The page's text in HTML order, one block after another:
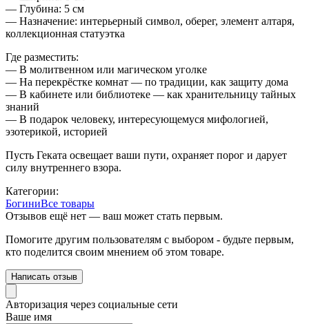
— Глубина: 5 см
— Назначение: интерьерный символ, оберег, элемент алтаря,
коллекционная статуэтка
Где разместить:
— В молитвенном или магическом уголке
— На перекрёстке комнат — по традиции, как защиту дома
— В кабинете или библиотеке — как хранительницу тайных
знаний
— В подарок человеку, интересующемуся мифологией,
эзотерикой, историей
Пусть Геката освещает ваши пути, охраняет порог и дарует
силу внутреннего взора.
Категории:
БогиниВсе товары
Отзывов ещё нет — ваш может стать первым.
Помогите другим пользователям с выбором - будьте первым,
кто поделится своим мнением об этом товаре.
Написать отзыв
Авторизация через социальные сети
Ваше имя